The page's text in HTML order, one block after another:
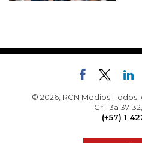
© 2026, RCN Medios.
Cr. 13a 37-
(+57) 1